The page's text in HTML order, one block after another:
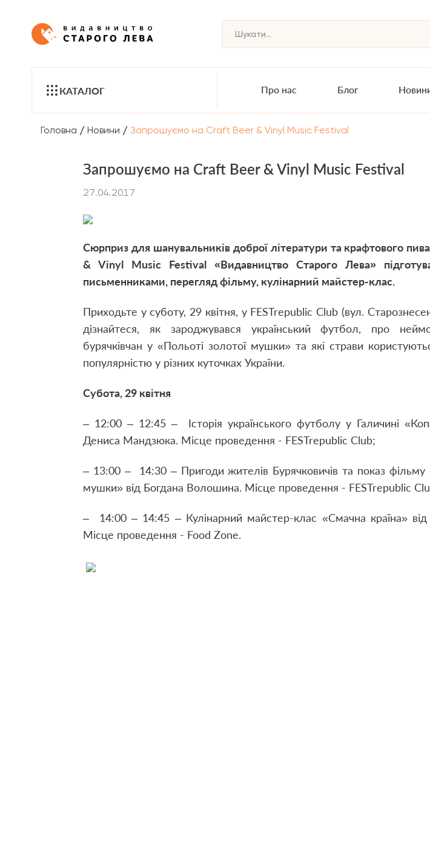
КАТАЛОГ Про нас Блог
Головна / Новини / Запрошуємо на Craft Beer & Vinyl Music Festival
Запрошуємо на Craft Beer & Vinyl Music Festival
27.04.2017
Сюрприз для шанувальників доброї літератури та крафтового
& Vinyl Music Festival «Видавництво Старого Лева»
письменниками, перегляд фільму, кулінарний майстер-клас.
Приходьте у суботу, 29 квітня, у FESTrepublic Сlub (вул.
дізнайтеся, як зароджувався український футбол, про
бурячківчан у «Польоті золотої мушки» та які страви
популярністю у різних куточках України.
Субота, 29 квітня
– 12:00 – 12:45 – Історія українського футболу у Галичинi
Дениса Мандзюка. Місце проведення - FESTrepublic Сlub;
– 13:00 – 14:30 – Пригоди жителів Бурячковичів та показ фільму
мушки» від Богдана Волошина. Місце проведення - FESTrepublic
– 14:00 – 14:45 – Кулінарний майстер-клас «Смачна країна» від
Місце проведення - Food Zone.